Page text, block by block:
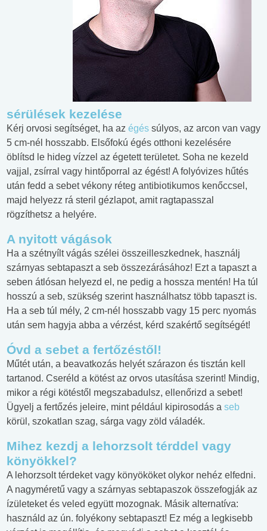
sérülések kezelése
Kérj orvosi segítséget, ha az égés súlyos, az arcon van vagy
5 cm-nél hosszabb. Elsőfokú égés otthoni kezelésére
öblítsd le hideg vízzel az égetett területet. Soha ne kezeld
vajjal, zsírral vagy hintőporral az égést! A folyóvizes hűtés
után fedd a sebet vékony réteg antibiotikumos kenőccsel,
majd helyezz rá steril gézlapot, amit ragtapasszal
rögzíthetsz a helyére.
A nyitott vágások
Ha a szétnyílt vágás szélei összeilleszkednek, használj
szárnyas sebtapaszt a seb összezárásához! Ezt a tapaszt a
seben átlósan helyezd el, ne pedig a hossza mentén! Ha túl
hosszú a seb, szükség szerint használhatsz több tapaszt is.
Ha a seb túl mély, 2 cm-nél hosszabb vagy 15 perc nyomás
után sem hagyja abba a vérzést, kérd szakértő segítségét!
Óvd a sebet a fertőzéstől!
Műtét után, a beavatkozás helyét szárazon és tisztán kell
tartanod. Cseréld a kötést az orvos utasítása szerint! Mindig,
mikor a régi kötéstől megszabadulsz, ellenőrizd a sebet!
Ügyelj a fertőzés jeleire, mint például kipirosodás a seb
körül, szokatlan szag, sárga vagy zöld váladék.
Mihez kezdj a lehorzsolt térddel vagy
könyökkel?
A lehorzsolt térdeket vagy könyököket olykor nehéz elfedni.
A nagyméretű vagy a szárnyas sebtapaszok összefogják az
ízületeket és veled együtt mozognak. Másik alternatíva:
használd az ún. folyékony sebtapaszt! Ez még a legkisebb